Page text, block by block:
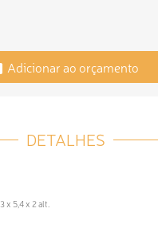
Adicionar ao orçamento
DETALHES
x 5,4 x 2 alt.